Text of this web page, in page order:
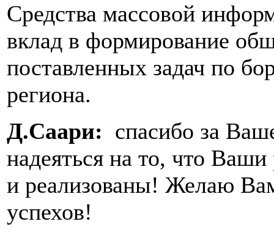
Средства массовой
вклад в формирование
поставленных задач по
региона.
Д.Саари: спасибо за
надеяться на то, что
и реализованы! Желаю
успехов!